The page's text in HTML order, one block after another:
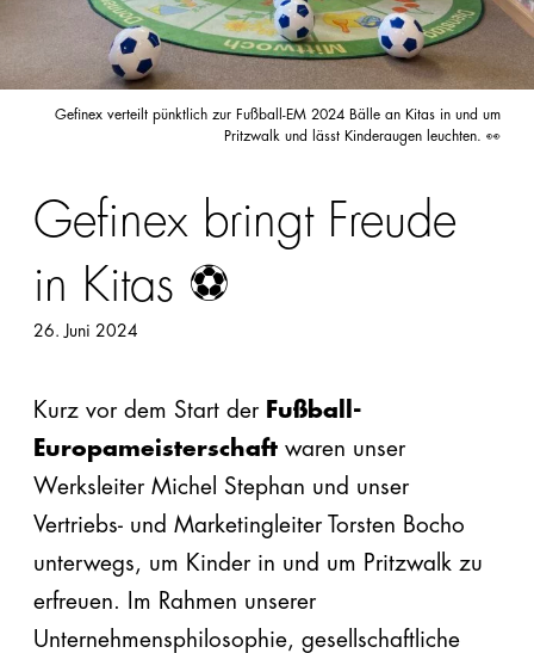
Dehnfugenprofil
Geficon®
Verbundabdichtung
Mauersperrbahn
PU
Dämmplatte
Highlights
Geficon® Die Blaue Wanne Gefitas® RS
Gefinex verteilt pünktlich zur Fußball-EM 2024 Bälle an Kitas in und um
Pritzwalk und lässt Kinderaugen leuchten. 👀
Gefinex bringt Freude
in Kitas ⚽️
26. Juni 2024
Kurz vor dem Start der Fußball-
Europameisterschaft waren unser
Werksleiter Michel Stephan und unser
Vertriebs- und Marketingleiter Torsten Bocho
unterwegs, um Kinder in und um Pritzwalk zu
erfreuen. Im Rahmen unserer
Unternehmensphilosophie, gesellschaftliche